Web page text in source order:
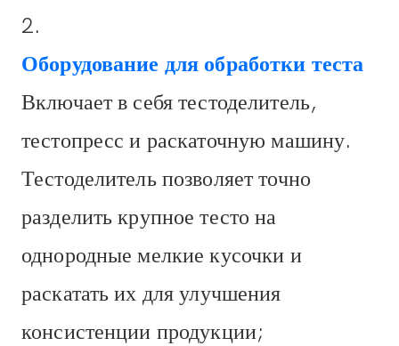
2.
Оборудование для обработки теста
Включает в себя тестоделитель,
тестопресс и раскаточную машину.
Тестоделитель позволяет точно
разделить крупное тесто на
однородные мелкие кусочки и
раскатать их для улучшения
консистенции продукции;